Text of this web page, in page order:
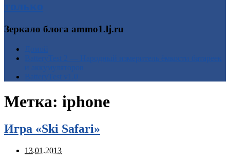
только
Зеркало блога ammo1.lj.ru
Метка: iphone
Игра «Ski Safari»
13.01.2013